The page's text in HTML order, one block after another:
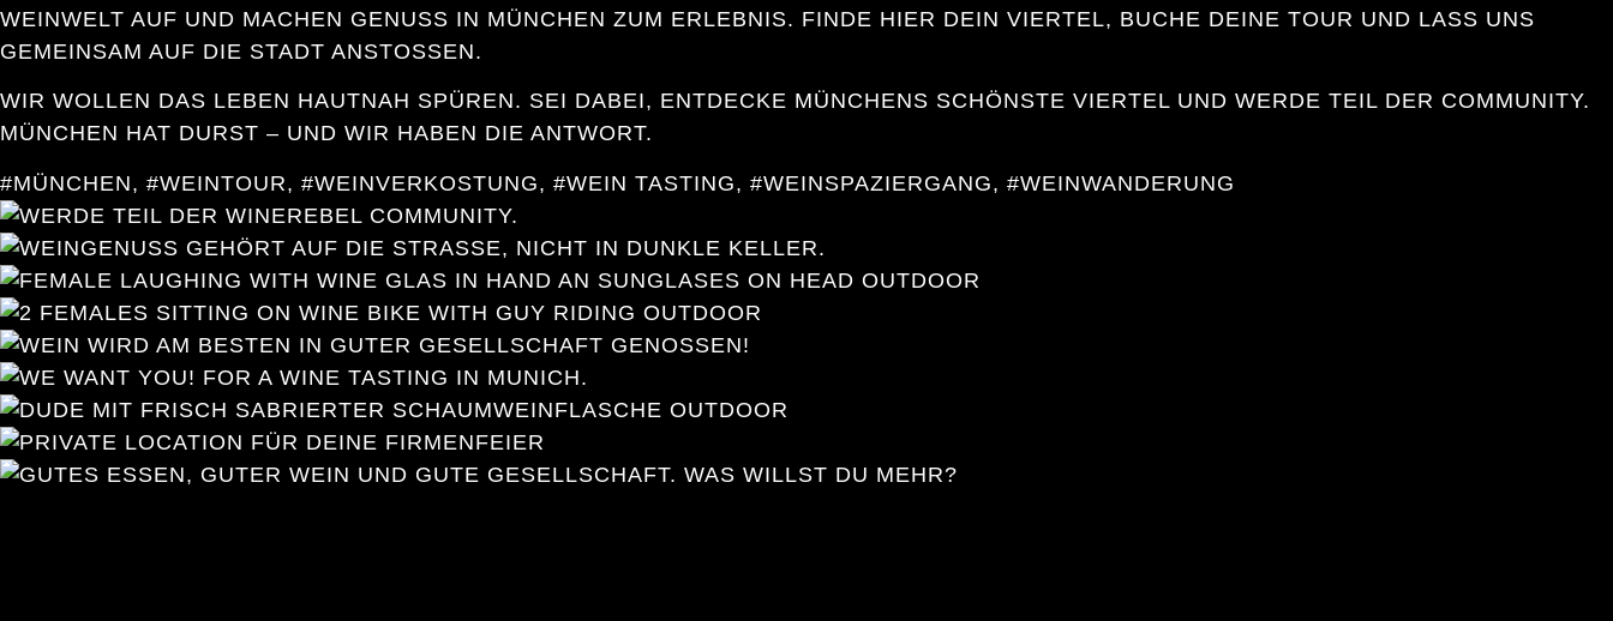
WEINWELT AUF UND MACHEN GENUSS IN MÜNCHEN ZUM ERLEBNIS. FINDE HIER DEIN VIERTEL, BUCHE DEINE TOUR UND LASS UNS
GEMEINSAM AUF DIE STADT ANSTOSSEN.
WIR WOLLEN DAS LEBEN HAUTNAH SPÜREN. SEI DABEI, ENTDECKE MÜNCHENS SCHÖNSTE VIERTEL UND WERDE TEIL DER COMMUNITY.
MÜNCHEN HAT DURST – UND WIR HABEN DIE ANTWORT.
#MÜNCHEN, #WEINTOUR, #WEINVERKOSTUNG, #WEIN TASTING, #WEINSPAZIERGANG, #WEINWANDERUNG